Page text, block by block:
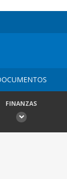
FINANZAS